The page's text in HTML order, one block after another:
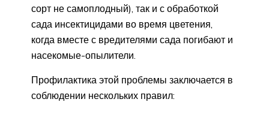
сорт не самоплодный), так и с обработкой
сада инсектицидами во время цветения,
когда вместе с вредителями сада погибают и
насекомые-опылители.
Профилактика этой проблемы заключается в
соблюдении нескольких правил: